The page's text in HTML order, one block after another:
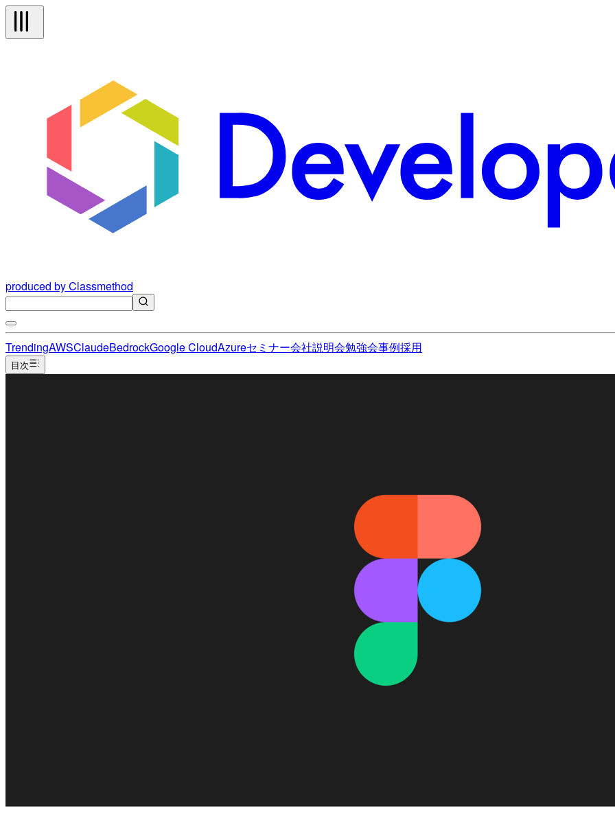
produced by Classmethod
TrendingAWSClaudeBedrockGoogle CloudAzureセミナー会社説明会勉強会事例採用
目次